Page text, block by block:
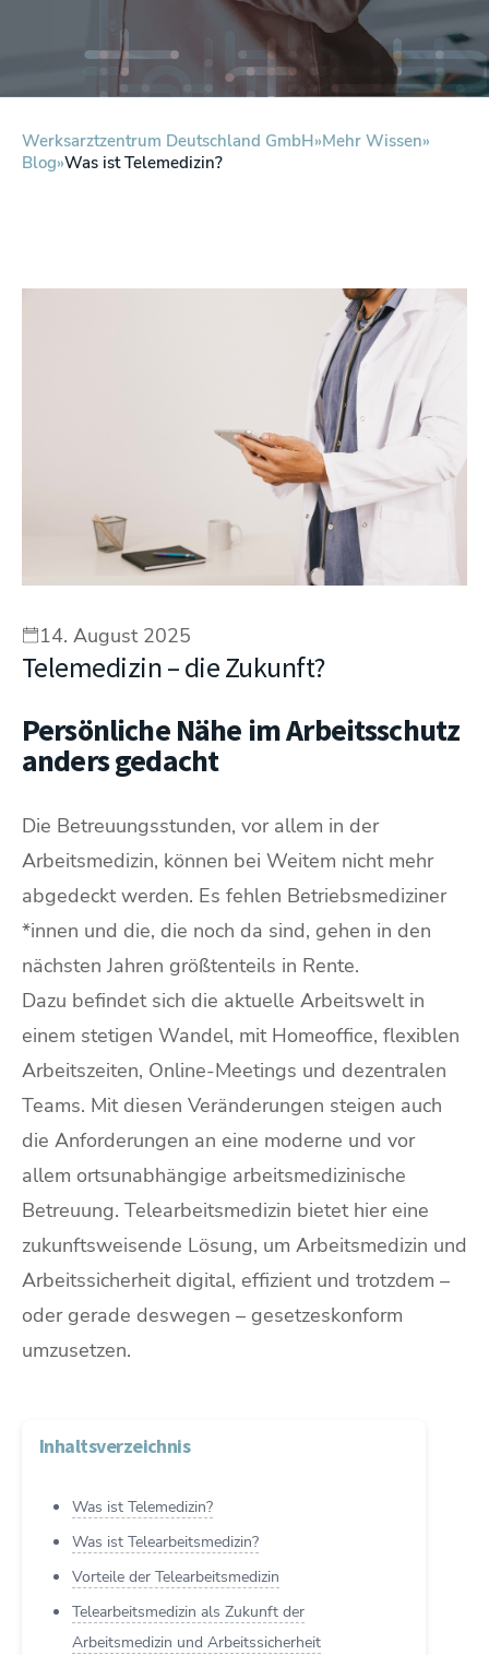
Werksarztzentrum Deutschland GmbH Mehr Wissen
Blog Was ist Telemedizin?
14. August 2025
Telemedizin – die Zukunft?
Persönliche Nähe im Arbeitsschutz
anders gedacht
Die Betreuungsstunden, vor allem in der
Arbeitsmedizin, können bei Weitem nicht mehr
abgedeckt werden. Es fehlen Betriebsmediziner
*innen und die, die noch da sind, gehen in den
nächsten Jahren größtenteils in Rente.
Dazu befindet sich die aktuelle Arbeitswelt in
einem stetigen Wandel, mit Homeoffice, flexiblen
Arbeitszeiten, Online-Meetings und dezentralen
Teams. Mit diesen Veränderungen steigen auch
die Anforderungen an eine moderne und vor
allem ortsunabhängige arbeitsmedizinische
Betreuung. Telearbeitsmedizin bietet hier eine
zukunftsweisende Lösung, um Arbeitsmedizin und
Arbeitssicherheit digital, effizient und trotzdem –
oder gerade deswegen – gesetzeskonform
umzusetzen.
Inhaltsverzeichnis
Was ist Telemedizin?
Was ist Telearbeitsmedizin?
Vorteile der Telearbeitsmedizin
Telearbeitsmedizin als Zukunft der
Arbeitsmedizin und Arbeitssicherheit